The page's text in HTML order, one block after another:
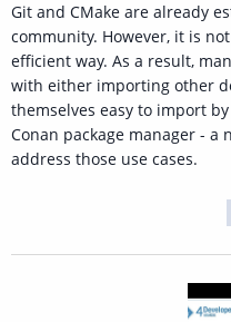
Git and CMake are already
community. However, it is
efficient way. As a result,
with either importing other
themselves easy to import
Conan package manager -
address those use cases.